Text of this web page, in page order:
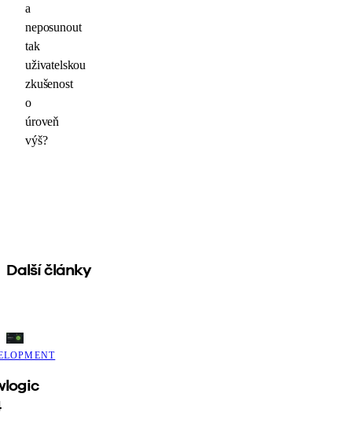
a
neposunout
tak
uživatelskou
zkušenost
o
úroveň
výš?
Další články